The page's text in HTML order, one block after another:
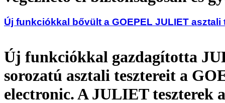
Új funkciókkal bővült a GOEPEL JULIET asztali
Új funkciókkal gazdagította
sorozatú asztali tesztereit a
electronic. A JULIET teszterek